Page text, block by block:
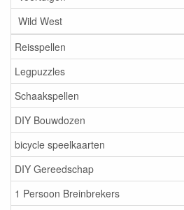
Wild West
Reisspellen
Legpuzzles
Schaakspellen
DIY Bouwdozen
bicycle speelkaarten
DIY Gereedschap
1 Persoon Breinbrekers